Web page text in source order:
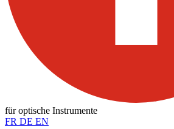
für optische Instrumente
FR DE EN